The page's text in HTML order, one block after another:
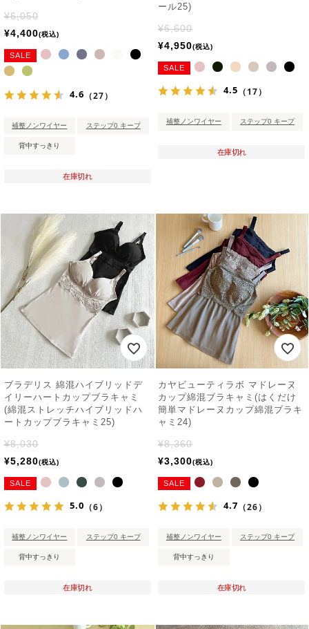
¥6,050
¥4,400 税込
SALE
4.6 （27）
補整ノンワイヤー ステップ0 キープ
背中すっきり
在庫切れ
ール25)
¥6,600
¥4,950 税込
SALE
4.5 （17）
補整ノンワイヤー ステップ0 キープ
在庫切れ
ブラデリス 綿混ハイブリッドデ
イリーハートカップブラキャミ
(綿混ストレッチハイブリッドハ
ートカップブラキャミ25)
¥8,030
¥5,280 税込
SALE
5.0 （6）
補整ノンワイヤー ステップ0 キープ
背中すっきり
在庫切れ
カヤビューティラボ マドレーヌ
カップ綿混ブラキャミ(はくだけ
簡単マドレーヌカップ綿混ブラキ
ャミ24)
¥8,360
¥3,300 税込
SALE
4.7 （26）
補整ノンワイヤー ステップ0 キープ
背中すっきり
在庫切れ